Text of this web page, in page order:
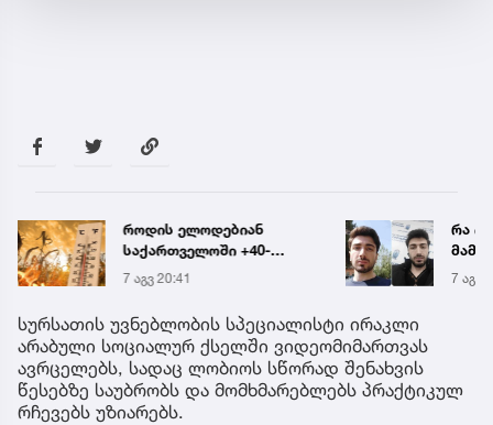
როდის ელოდებიან
საქართველოში +40-
გრადუსიან სიცხეს
7 აგვ 20:41
რა
7 აგვ
სურსათის უვნებლობის სპეციალისტი ირაკლი
არაბული სოციალურ ქსელში ვიდეომიმართვას
ავრცელებს, სადაც ლობიოს სწორად შენახვის
წესებზე საუბრობს და მომხმარებლებს პრაქტიკულ
რჩევებს უზიარებს.